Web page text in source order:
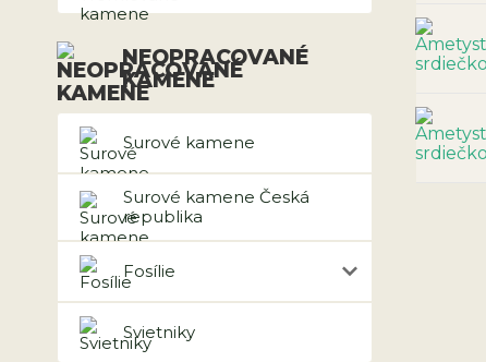
NEOPRACOVANÉ
KAMENE
Surové kamene
Surové kamene Česká
republika
Fosílie
Svietniky